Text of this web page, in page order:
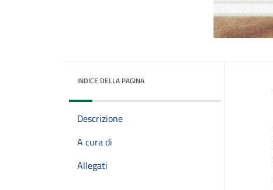
INDICE DELLA PAGINA
Descrizione
A cura di
Allegati